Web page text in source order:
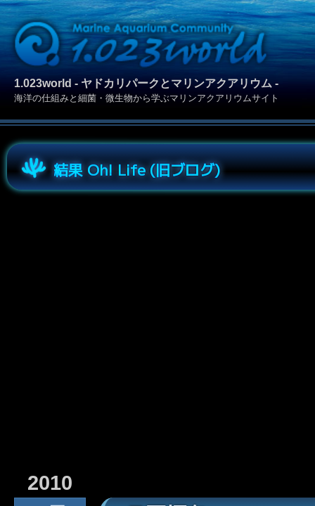
1.023world - ヤドカリパークとマリンアクアリウム -
海洋の仕組みと細菌・微生物から学ぶマリンアクアリウムサイト
結果 Oh! Life (旧ブログ)
2010